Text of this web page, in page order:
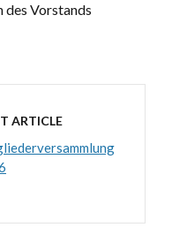
des Vorstands
ARTICLE